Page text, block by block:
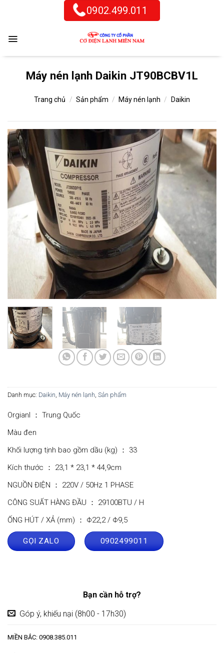
0902.499.011
Máy nén lạnh Daikin JT90BCBV1L
Trang chủ / Sản phẩm / Máy nén lạnh / Daikin
Danh mục: Daikin Máy nén lạnh Sản phẩm
Orgianl ： Trung Quốc
Màu đen
Khối lượng tịnh bao gồm dầu (kg) ： 33
Kích thước ： 23,1 * 23,1 * 44,9cm
NGUỒN ĐIỆN ： 220V / 50Hz 1 PHASE
CÔNG SUẤT HÀNG ĐẦU ： 29100BTU / H
ỐNG HÚT / XẢ (mm) ： Φ22,2 / Φ9,5
GỌI ZALO 0902499011
Bạn cần hỗ trợ?
Góp ý, khiếu nại (8h00 - 17h30)
MIỀN BẮC: 0908.385.011